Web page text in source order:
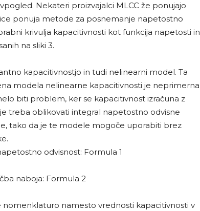
Nekateri proizvajalci MLCC že ponujajo
ponuja metode za posnemanje napetostno
krivulja kapacitivnosti kot funkcija napetosti in
na sliki 3.
kapacitivnostjo in tudi nelinearni model. Ta
modela nelinearne kapacitivnosti je neprimerna
biti problem, ker se kapacitivnost izračuna z
treba oblikovati integral napetostno odvisne
tako da je te modele mogoče uporabiti brez
odvisnost: Formula 1
naboja: Formula 2
nomenklaturo namesto vrednosti kapacitivnosti v